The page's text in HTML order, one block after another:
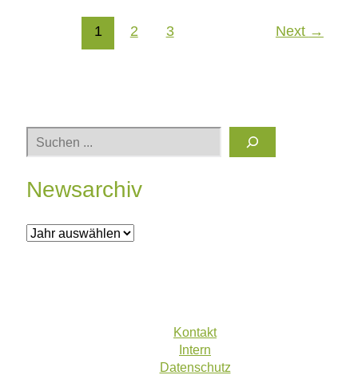
1 2 3 Next →
Suchen
Newsarchiv
A
Kontakt
Intern
Datenschutz